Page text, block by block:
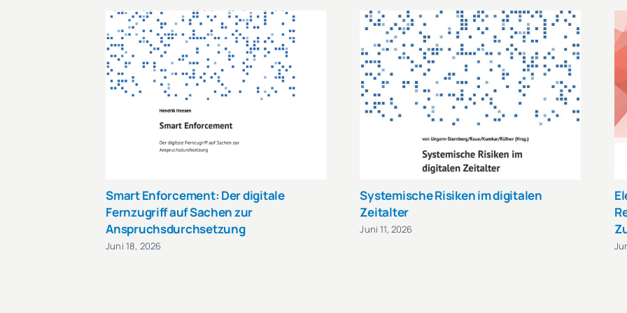
Smart Enforcement: Der digitale
Fernzugriff auf Sachen zur
Anspruchsdurchsetzung
Juni 18, 2026
Systemische Risiken im digitalen
Zeitalter
Juni 11, 2026